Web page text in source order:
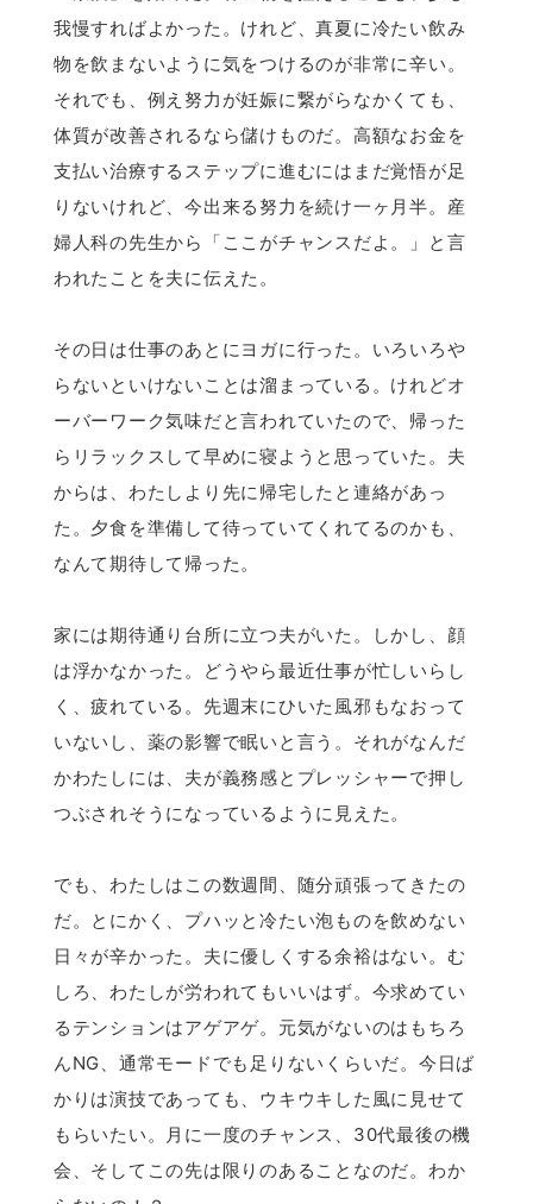
我慢すればよかった。けれど、真夏に冷たい飲み
物を飲まないように気をつけるのが非常に辛い。
それでも、例え努力が妊娠に繋がらなかくても、
体質が改善されるなら儲けものだ。高額なお金を
支払い治療するステップに進むにはまだ覚悟が足
りないけれど、今出来る努力を続け一ヶ月半。産
婦人科の先生から「ここがチャンスだよ。」と言
われたことを夫に伝えた。
その日は仕事のあとにヨガに行った。いろいろや
らないといけないことは溜まっている。けれどオ
ーバーワーク気味だと言われていたので、帰った
らリラックスして早めに寝ようと思っていた。夫
からは、わたしより先に帰宅したと連絡があっ
た。夕食を準備して待っていてくれてるのかも、
なんて期待して帰った。
家には期待通り台所に立つ夫がいた。しかし、顔
は浮かなかった。どうやら最近仕事が忙しいらし
く、疲れている。先週末にひいた風邪もなおって
いないし、薬の影響で眠いと言う。それがなんだ
かわたしには、夫が義務感とプレッシャーで押し
つぶされそうになっているように見えた。
でも、わたしはこの数週間、随分頑張ってきたの
だ。とにかく、プハッと冷たい泡ものを飲めない
日々が辛かった。夫に優しくする余裕はない。む
しろ、わたしが労われてもいいはず。今求めてい
るテンションはアゲアゲ。元気がないのはもちろ
んNG、通常モードでも足りないくらいだ。今日ば
かりは演技であっても、ウキウキした風に見せて
もらいたい。月に一度のチャンス、30代最後の機
会、そしてこの先は限りのあることなのだ。わか